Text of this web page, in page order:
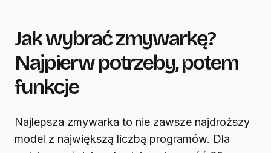
Jak wybrać zmywarkę?
Najpierw potrzeby, potem
funkcje
Najlepsza zmywarka to nie zawsze najdroższy
model z największą liczbą programów. Dla